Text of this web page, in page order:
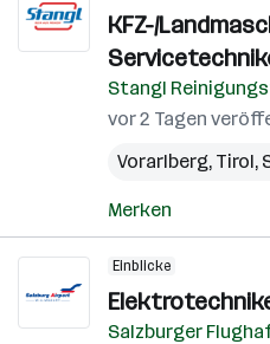
KFZ-/
Stangl
vor 2 Tagen
Vorarlberg, Tirol,
Merken
Einblicke
Salzburger